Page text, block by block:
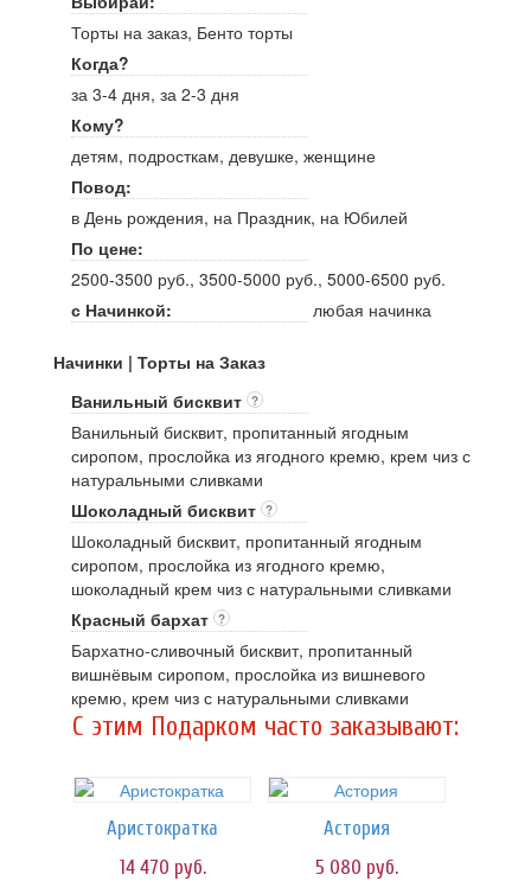
Торты на заказ, Бенто торты
Когда?
за 3-4 дня, за 2-3 дня
Кому?
детям, подросткам, девушке, женщине
Повод:
в День рождения, на Праздник, на Юбилей
По цене:
2500-3500 руб., 3500-5000 руб., 5000-6500 руб.
с Начинкой:
любая начинка
Начинки | Торты на Заказ
Ванильный бисквит ?
Ванильный бисквит, пропитанный ягодным
сиропом, прослойка из ягодного кремю, крем чиз с
натуральными сливками
Шоколадный бисквит ?
Шоколадный бисквит, пропитанный ягодным
сиропом, прослойка из ягодного кремю,
шоколадный крем чиз с натуральными сливками
Красный бархат ?
Бархатно-сливочный бисквит, пропитанный
вишнёвым сиропом, прослойка из вишневого
кремю, крем чиз с натуральными сливками
C этим Подарком часто заказывают:
Аристократка
14 470 руб.
Астория
5 080 руб.